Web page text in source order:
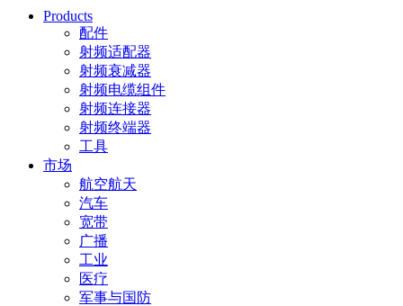
Products
配件
射频适配器
射频衰减器
射频电缆组件
射频连接器
射频终端器
工具
市场
航空航天
汽车
宽带
广播
工业
医疗
军事与国防